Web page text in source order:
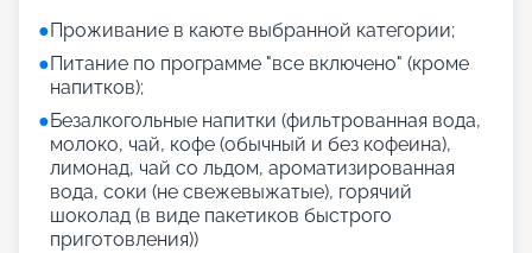
●Проживание в каюте выбранной категории;
●Питание по программе "все включено" (кроме
напитков);
●Безалкогольные напитки (фильтрованная вода,
молоко, чай, кофе (обычный и без кофеина),
лимонад, чай со льдом, ароматизированная
вода, соки (не свежевыжатые), горячий
шоколад (в виде пакетиков быстрого
приготовления))